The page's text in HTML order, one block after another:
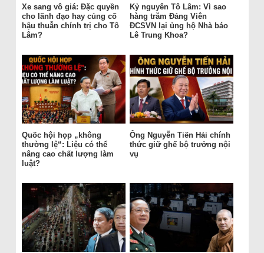
Xe sang vô giá: Đặc quyền
cho lãnh đạo hay củng cố
hậu thuẫn chính trị cho Tô
Lâm?
Kỷ nguyên Tô Lâm: Vì sao
hàng trăm Đảng Viên
ĐCSVN lại ủng hộ Nhà báo
Lê Trung Khoa?
Quốc hội họp „không
thường lệ“: Liệu có thể
nâng cao chất lượng làm
luật?
Ông Nguyễn Tiến Hải chính
thức giữ ghế bộ trưởng nội
vụ